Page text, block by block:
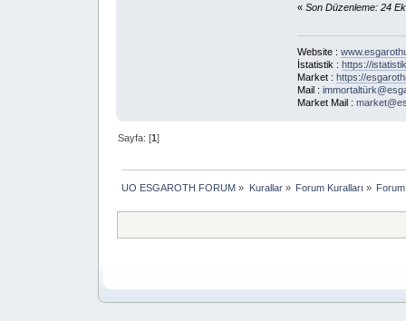
« Son Düzenleme: 24
Website :
İstatistik : https://
Market : https://
Mail :
Market Mail :
Sayfa: [1]
UO ESGAROTH FORUM » Kurallar» Forum Kuralları »